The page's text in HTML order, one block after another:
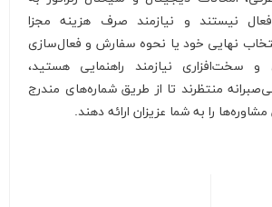
نیستند و نیازمند صرف هزینه مجزا
نهایی خود یا نحوه سفارش و فعال‌سازی
و سخت‌افزاری نیازمند راهنمایی هستید،
منتظرند تا از طریق شماره‌های مندرج
را به شما عزیزان ارائه دهند.